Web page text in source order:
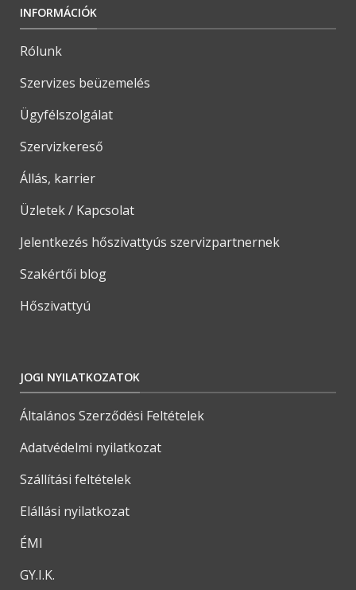
INFORMÁCIÓK
Rólunk
Szervizes beüzemelés
Ügyfélszolgálat
Szervizkereső
Állás, karrier
Üzletek / Kapcsolat
Jelentkezés hőszivattyús szervizpartnernek
Szakértői blog
Hőszivattyú
JOGI NYILATKOZATOK
Általános Szerződési Feltételek
Adatvédelmi nyilatkozat
Szállítási feltételek
Elállási nyilatkozat
ÉMI
GY.I.K.